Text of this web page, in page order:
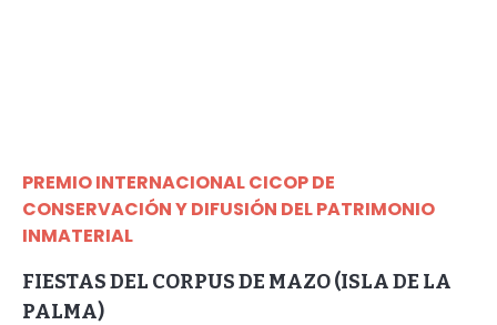
PREMIO INTERNACIONAL CICOP DE
CONSERVACIÓN Y DIFUSIÓN DEL PATRIMONIO
INMATERIAL
FIESTAS DEL CORPUS DE MAZO (ISLA DE LA
PALMA)